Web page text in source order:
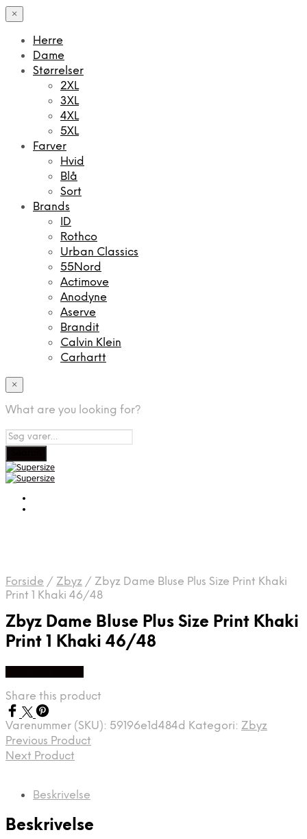
×
Herre
Dame
Størrelser
2XL
3XL
4XL
5XL
Farver
Hvid
Blå
Sort
Brands
ID
Rothco
Urban Classics
55Nord
Actimove
Anodyne
Aserve
Brandit
Calvin Klein
Carhartt
×
What are you looking for?
Forside / Zbyz / Zbyz Dame Bluse Plus Size Print Khaki
Print 1 Khaki 46/48
Zbyz Dame Bluse Plus Size Print Khaki
Print 1 Khaki 46/48
Share this product
Varenummer (SKU): 59196e1d484d Kategori: Zbyz
Previous Product
Next Product
Beskrivelse
Beskrivelse